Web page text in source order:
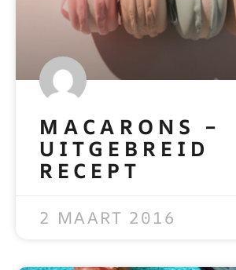
MACARONS –
UITGEBREID
RECEPT
2 MAART 2016